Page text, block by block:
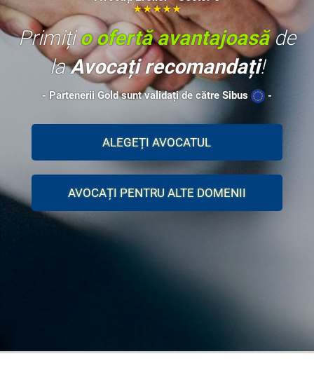
★★★★★
Primițio ofertă avantajoasăde
laAvocați recomandați!
- Partenerii Gold sunt validați de către Sibus -
ALEGEȚI AVOCATUL
AVOCAȚI PENTRU ALTE DOMENII